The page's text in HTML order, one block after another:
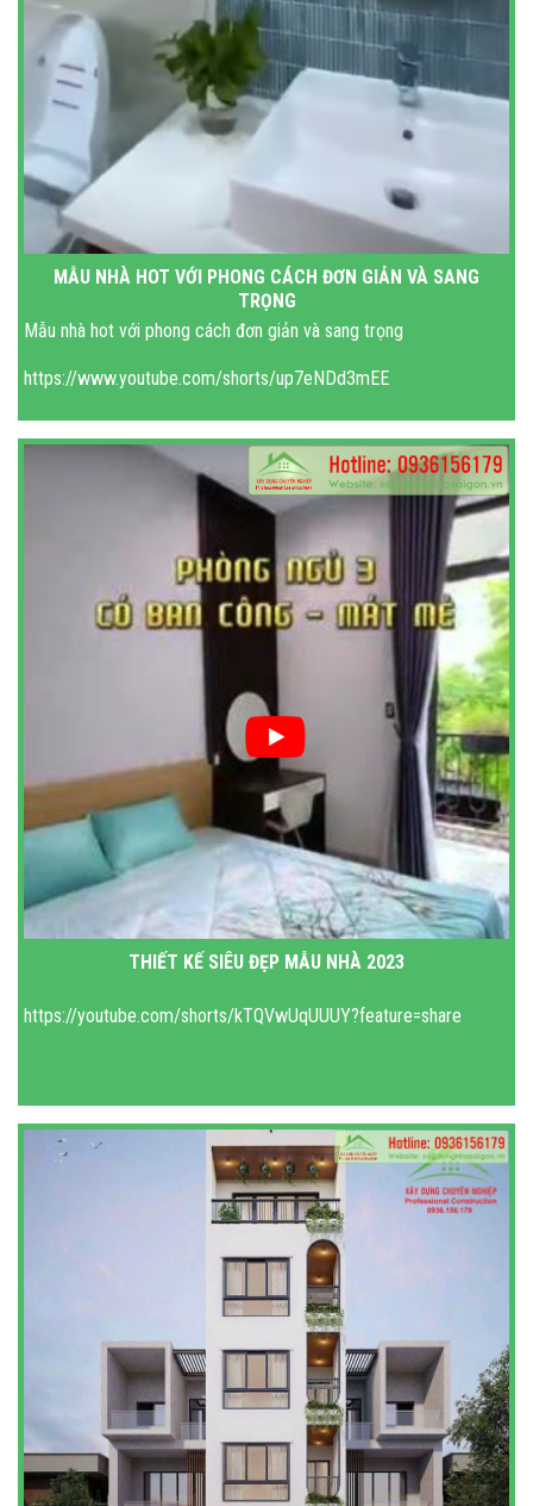
MẪU NHÀ HOT VỚI PHONG CÁCH ĐƠN GIẢN VÀ SANG
TRỌNG
Mẫu nhà hot với phong cách đơn giản và sang trọng
https://www.youtube.com/shorts/up7eNDd3mEE
THIẾT KẾ SIÊU ĐẸP MẪU NHÀ 2023
https://youtube.com/shorts/kTQVwUqUUUY?feature=share